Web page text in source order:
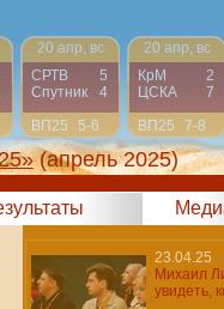
20 апр, вс
СРТВ
5
Спутник
4
ВП25
5-6
20 апр, вс
КрМ
2
ЦСКА
7
ВП25
7-8
(апрель 2025)
23.04.25
Михаил
увидеть,